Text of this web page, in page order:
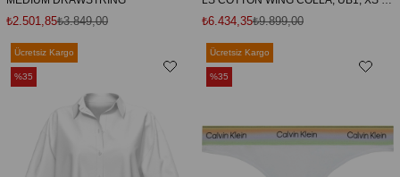
₺2.501,85₺3.849,00 ₺6.434,35₺9.899,00
Ücretsiz Kargo
%35
Ücretsiz Kargo
%35